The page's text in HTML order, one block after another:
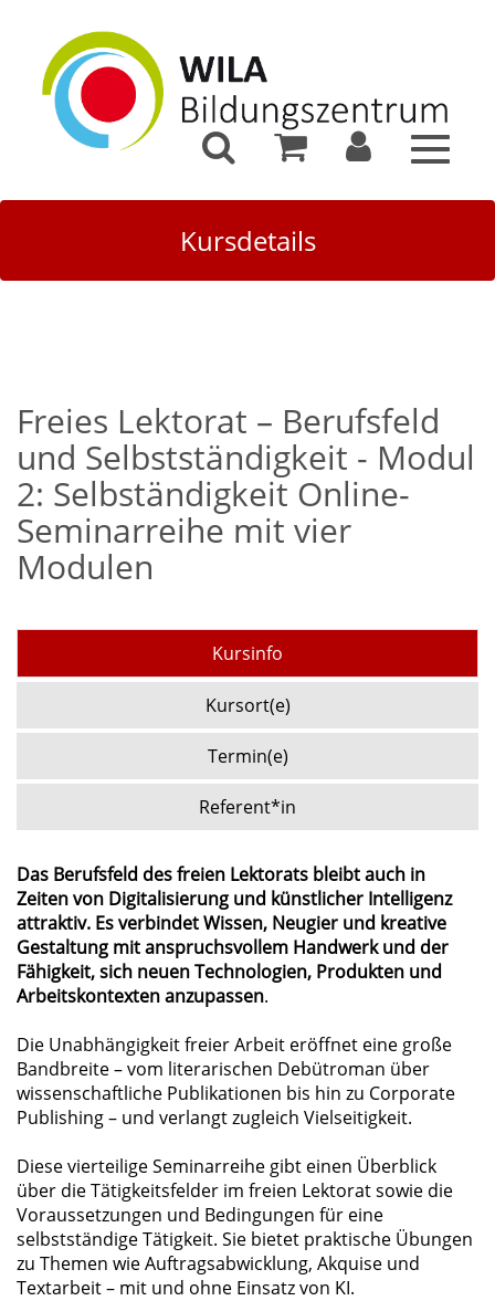
Toggle
Kursdetails
Freies Lektorat – Berufsfeld
und Selbstständigkeit - Modul
2: Selbständigkeit Online-
Seminarreihe mit vier
Modulen
Kursinfo
Kursort(e)
Termin(e)
Referent*in
Das Berufsfeld des freien Lektorats bleibt auch in
Zeiten von Digitalisierung und künstlicher Intelligenz
attraktiv. Es verbindet Wissen, Neugier und kreative
Gestaltung mit anspruchsvollem Handwerk und der
Fähigkeit, sich neuen Technologien, Produkten und
Arbeitskontexten anzupassen.
Die Unabhängigkeit freier Arbeit eröffnet eine große
Bandbreite – vom literarischen Debütroman über
wissenschaftliche Publikationen bis hin zu Corporate
Publishing – und verlangt zugleich Vielseitigkeit.
Diese vierteilige Seminarreihe gibt einen Überblick
über die Tätigkeitsfelder im freien Lektorat sowie die
Voraussetzungen und Bedingungen für eine
selbstständige Tätigkeit. Sie bietet praktische Übungen
zu Themen wie Auftragsabwicklung, Akquise und
Textarbeit – mit und ohne Einsatz von KI.